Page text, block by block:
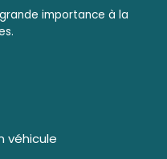
importance à la
véhicule